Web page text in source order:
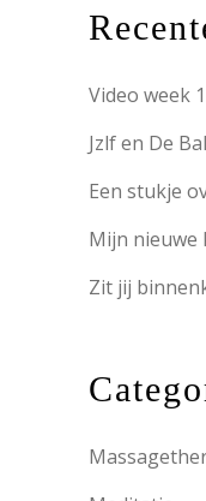
Video week 1
Jzlf en De
Een stukje
Mijn nieuwe
Zit jij